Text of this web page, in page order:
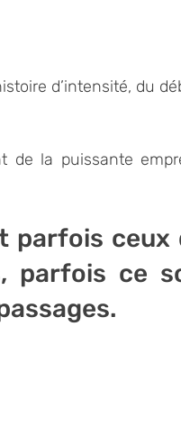
d’intensité, du
de la puissante
parfois ceux
parfois ce